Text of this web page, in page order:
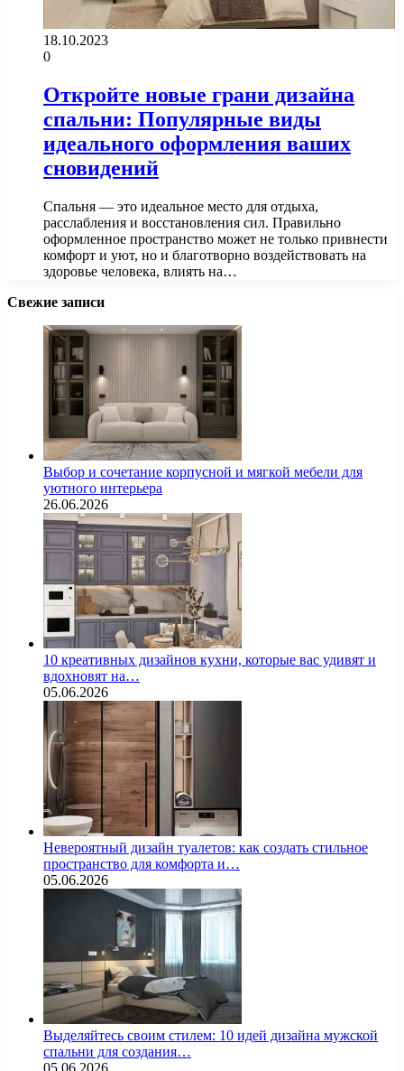
18.10.2023
0
Откройте новые грани дизайна
спальни: Популярные виды
идеального оформления ваших
сновидений
Спальня — это идеальное место для отдыха,
расслабления и восстановления сил. Правильно
оформленное пространство может не только привнести
комфорт и уют, но и благотворно воздействовать на
здоровье человека, влиять на…
Свежие записи
Выбор и сочетание корпусной и мягкой мебели для
уютного интерьера
26.06.2026
10 креативных дизайнов кухни, которые вас удивят и
вдохновят на…
05.06.2026
Невероятный дизайн туалетов: как создать стильное
пространство для комфорта и…
05.06.2026
Выделяйтесь своим стилем: 10 идей дизайна мужской
спальни для создания…
05.06.2026